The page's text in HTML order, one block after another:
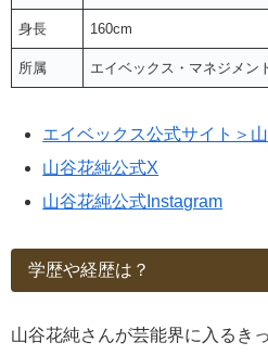
身長 160cm
所属 エイベックス・マネジメン
エイベックス公式サイト＞
山谷花純公式X
山谷花純公式Instagram
学歴や経歴は？
山谷花純さんが芸能界に入るき